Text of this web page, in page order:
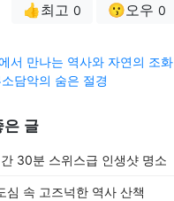
👍최고 0 😗오우 0
서 만나는 역사와 자연의 조화
담악의 숨은 절경
은 글
30분 스위스급 인생샷 명소
심 속 고즈넉한 역사 산책